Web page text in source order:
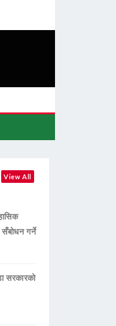
View All
गर्ने
सरकारको